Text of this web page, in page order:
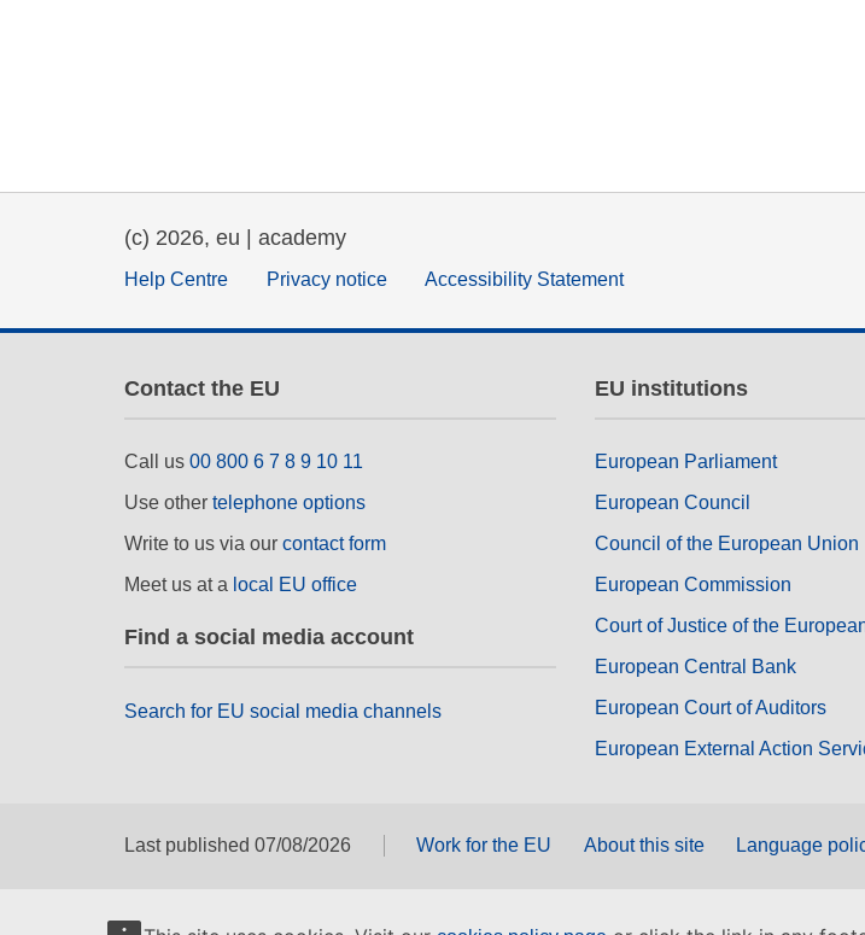
(c) 2026, eu | academy
Help Centre Privacy notice Accessibility Statement
Contact the EU
Call us 00 800 6 7 8 9 10 11
Use other telephone options
Write to us via our contact form
Meet us at a local EU office
Find a social media account
Search for EU social media channels
EU institutions
European Parliament
European Council
Council of the European Union
European Commission
Court of Justice of the
European Central Bank
European Court of Auditors
European External Action
Last published 07/08/2026 Work for the EU About this site Language